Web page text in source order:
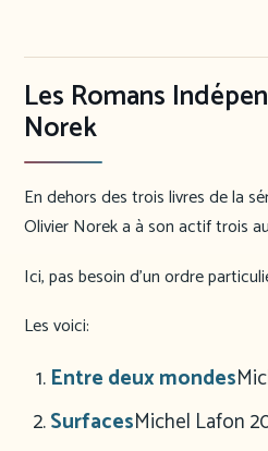
Les Romans
Norek
En dehors des trois livres de la
Olivier Norek a à son actif trois
Ici, pas besoin d’un ordre
Les voici:
Entre deux mondes
SurfacesMichel Lafon